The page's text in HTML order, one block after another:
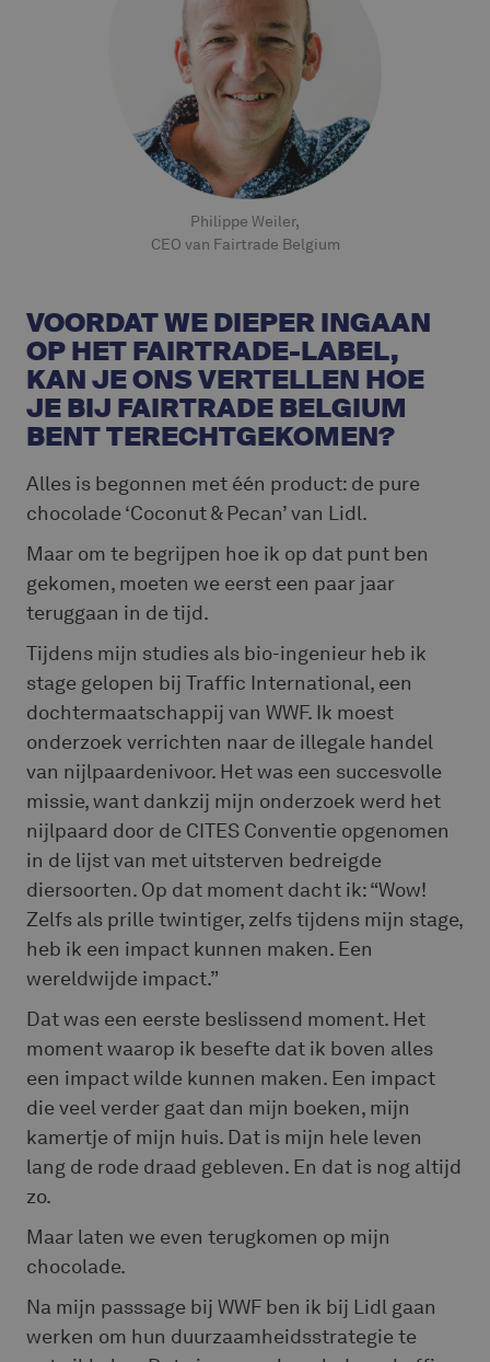
Philippe Weiler,
CEO van Fairtrade Belgium
VOORDAT WE DIEPER INGAAN
OP HET FAIRTRADE-LABEL,
KAN JE ONS VERTELLEN HOE
JE BIJ FAIRTRADE BELGIUM
BENT TERECHTGEKOMEN?
Alles is begonnen met één product: de pure
chocolade ‘Coconut & Pecan’ van Lidl.
Maar om te begrijpen hoe ik op dat punt ben
gekomen, moeten we eerst een paar jaar
teruggaan in de tijd.
Tijdens mijn studies als bio-ingenieur heb ik
stage gelopen bij Traffic International, een
dochtermaatschappij van WWF. Ik moest
onderzoek verrichten naar de illegale handel
van nijlpaardenivoor. Het was een succesvolle
missie, want dankzij mijn onderzoek werd het
nijlpaard door de CITES Conventie opgenomen
in de lijst van met uitsterven bedreigde
diersoorten. Op dat moment dacht ik: “Wow!
Zelfs als prille twintiger, zelfs tijdens mijn stage,
heb ik een impact kunnen maken. Een
wereldwijde impact.”
Dat was een eerste beslissend moment. Het
moment waarop ik besefte dat ik boven alles
een impact wilde kunnen maken. Een impact
die veel verder gaat dan mijn boeken, mijn
kamertje of mijn huis. Dat is mijn hele leven
lang de rode draad gebleven. En dat is nog altijd
zo.
Maar laten we even terugkomen op mijn
chocolade.
Na mijn passsage bij WWF ben ik bij Lidl gaan
werken om hun duurzaamheidsstrategie te